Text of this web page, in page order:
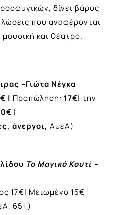
δίνει βάρος
που αναφέρονται
και θέατρο.
–Γιώτα Νέγκα
| Προπώληση: 17€| την
|
άνεργοι, ΑμεΑ)
Το Μαγικό Κουτί –
17€| Μειωμένο 15€
65+)